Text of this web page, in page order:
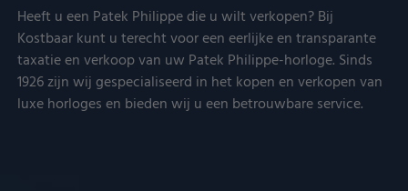
Heeft u een Patek Philippe die u wilt verkopen? Bij
Kostbaar kunt u terecht voor een eerlijke en transparante
taxatie en verkoop van uw Patek Philippe-horloge. Sinds
1926 zijn wij gespecialiseerd in het kopen en verkopen van
luxe horloges en bieden wij u een betrouwbare service.